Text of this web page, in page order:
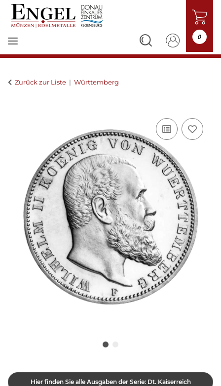
0
Zurück zur Liste Württemberg
Hier finden Sie alle Ausgaben der Serie: Dt. Kaiserreich